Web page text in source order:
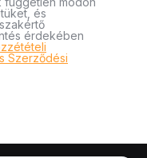
és
érdekében
Szerződési